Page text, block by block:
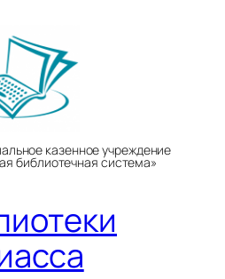
казенное учреждение
библиотечная система»